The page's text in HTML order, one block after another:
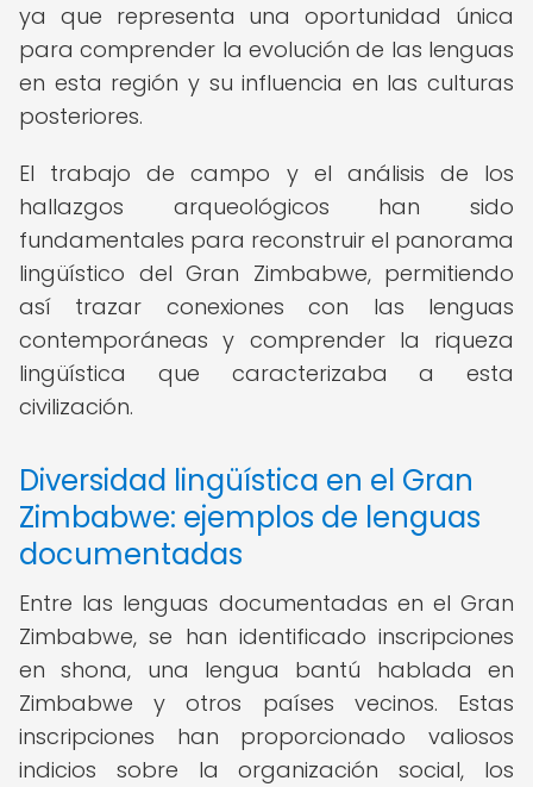
ya que representa una oportunidad única
para comprender la evolución de las lenguas
en esta región y su influencia en las culturas
posteriores.
El trabajo de campo y el análisis de los
hallazgos arqueológicos han sido
fundamentales para reconstruir el panorama
lingüístico del Gran Zimbabwe, permitiendo
así trazar conexiones con las lenguas
contemporáneas y comprender la riqueza
lingüística que caracterizaba a esta
civilización.
Diversidad lingüística en el Gran
Zimbabwe: ejemplos de lenguas
documentadas
Entre las lenguas documentadas en el Gran
Zimbabwe, se han identificado inscripciones
en shona, una lengua bantú hablada en
Zimbabwe y otros países vecinos. Estas
inscripciones han proporcionado valiosos
indicios sobre la organización social, los